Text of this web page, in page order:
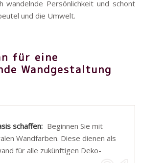
wandelnde Persönlichkeit und schont
und die Umwelt.
für eine
Wandgestaltung
schaffen: Beginnen Sie mit
Wandfarben. Diese dienen als
für alle zukünftigen Deko-